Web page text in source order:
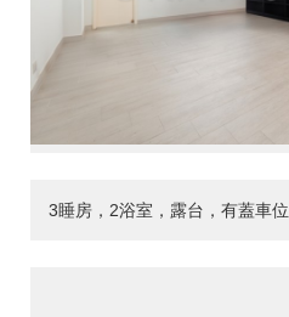
3睡房，2浴室，露台，有蓋車位